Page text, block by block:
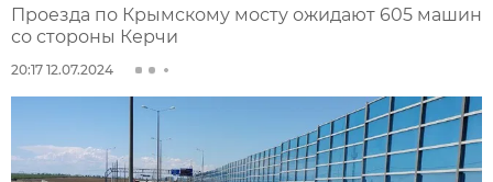
Проезда по Крымскому мосту ожидают 605 машин
со стороны Керчи
20:17 12.07.2024